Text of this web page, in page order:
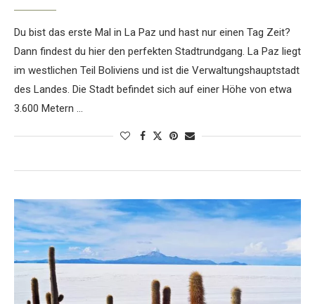
Du bist das erste Mal in La Paz und hast nur einen Tag Zeit?
Dann findest du hier den perfekten Stadtrundgang. La Paz liegt
im westlichen Teil Boliviens und ist die Verwaltungshauptstadt
des Landes. Die Stadt befindet sich auf einer Höhe von etwa
3.600 Metern …